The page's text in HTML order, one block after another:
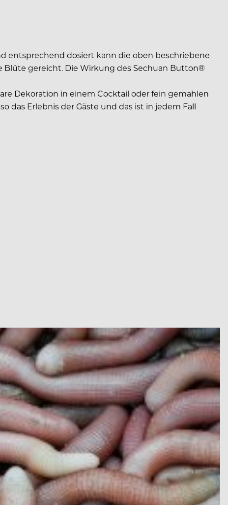
entsprechend dosiert kann die oben beschriebene
Blüte gereicht. Die Wirkung des Sechuan Button®
Dekoration in einem Cocktail oder fein gemahlen
Erlebnis der Gäste und das ist in jedem Fall